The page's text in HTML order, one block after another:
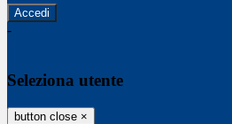
-
Seleziona utente
button close ×